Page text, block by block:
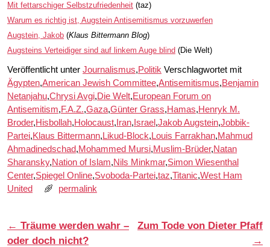
Mit fettarschiger Selbstzufriedenheit (taz)
Warum es richtig ist, Augstein Antisemitismus vorzuwerfen
Augstein, Jakob (Klaus Bittermann Blog)
Augsteins Verteidiger sind auf linkem Auge blind (Die Welt)
Veröffentlicht unter Journalismus,Politik Verschlagwortet mit
Ägypten,American Jewish Committee,Antisemitismus,Benjamin
Netanjahu,Chrysi Avgi,Die Welt,European Forum on
Antisemitism,F.A.Z.,Gaza,Günter Grass,Hamas,Henryk M.
Broder,Hisbollah,Holocaust,Iran,Israel,Jakob Augstein,Jobbik-
Partei,Klaus Bittermann,Likud-Block,Louis Farrakhan,Mahmud
Ahmadinedschad,Mohammed Mursi,Muslim-Brüder,Natan
Sharansky,Nation of Islam,Nils Minkmar,Simon Wiesenthal
Center,Spiegel Online,Svoboda-Partei,taz,Titanic,West Ham
United
permalink
Artikelnavigation
← Träume werden wahr –
oder doch nicht?
Zum Tode von Dieter Pfaff
→